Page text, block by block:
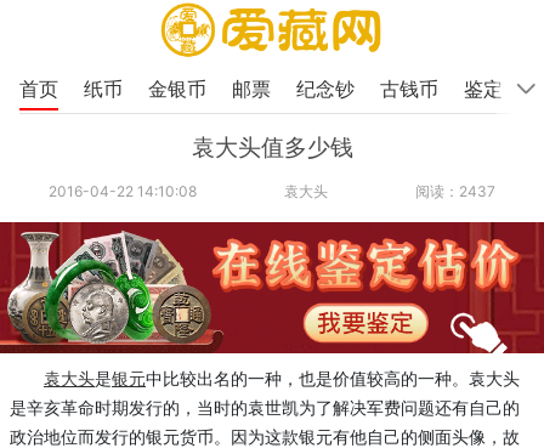
首页 纸币 金银币 邮票 纪念钞 古钱币 鉴定
袁大头值多少钱
2016-04-22 14:10:08 袁大头 阅读：2437
袁大头是银元中比较出名的一种，也是价值较高的一种。袁大头
是辛亥革命时期发行的，当时的袁世凯为了解决军费问题还有自己的
政治地位而发行的银元货币。因为这款银元有他自己的侧面头像，故